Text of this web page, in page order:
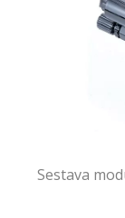
Sestava